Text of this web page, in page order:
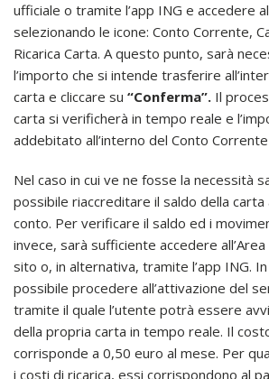
ufficiale o tramite l’app ING e accedere
selezionando le icone: Conto Corrente,
Ricarica Carta. A questo punto, sarà
l’importo che si intende trasferire
carta e cliccare su “Conferma”. Il
carta si verificherà in tempo reale e
addebitato all’interno del Conto Corrente
Nel caso in cui ve ne fosse la necessità
possibile riaccreditare il saldo della carta
conto. Per verificare il saldo ed i
invece, sarà sufficiente accedere
sito o, in alternativa, tramite l’app ING.
possibile procedere all’attivazione del
tramite il quale l’utente potrà essere
della propria carta in tempo reale. Il
corrisponde a 0,50 euro al mese. Per
i costi di ricarica, essi corrispondono al